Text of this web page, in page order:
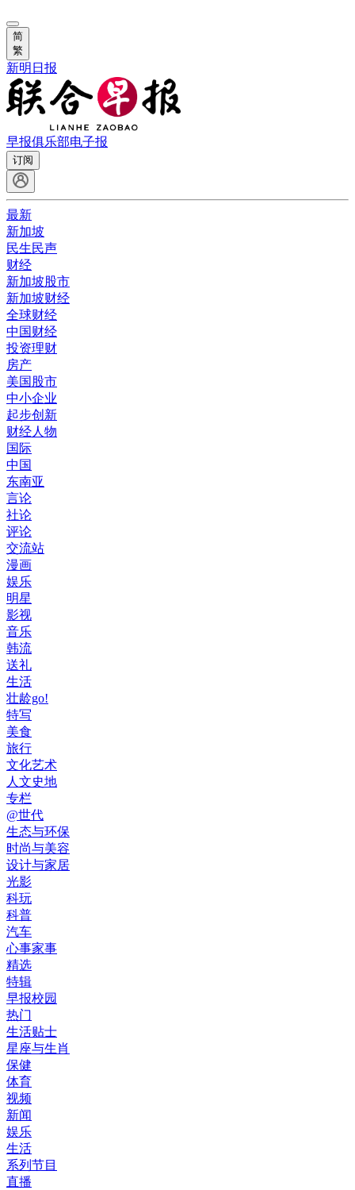
简
繁
新明日报
早报俱乐部电子报
订阅
最新
新加坡
民生民声
财经
新加坡股市
新加坡财经
全球财经
中国财经
投资理财
房产
美国股市
中小企业
起步创新
财经人物
国际
中国
东南亚
言论
社论
评论
交流站
漫画
娱乐
明星
影视
音乐
韩流
送礼
生活
壮龄go!
特写
美食
旅行
文化艺术
人文史地
专栏
@世代
生态与环保
时尚与美容
设计与家居
光影
科玩
科普
汽车
心事家事
精选
特辑
早报校园
热门
生活贴士
星座与生肖
保健
体育
视频
新闻
娱乐
生活
系列节目
直播